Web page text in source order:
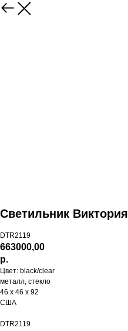
Светильник Виктория
DTR2119
663000,00
р.
Цвет: black/clear
металл, стекло
46 х 46 х 92
США
DTR2119